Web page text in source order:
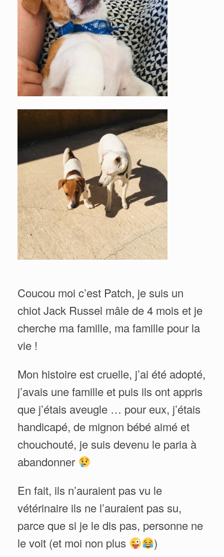
Coucou moi c’est Patch, je suis un
chiot Jack Russel mâle de 4 mois et je
cherche ma famille, ma famille pour la
vie !
Mon histoire est cruelle, j’ai été adopté,
j’avais une famille et puis ils ont appris
que j’étais aveugle … pour eux, j’étais
handicapé, de mignon bébé aimé et
chouchouté, je suis devenu le paria à
abandonner
En fait, ils n’auraient pas vu le
vétérinaire ils ne l’auraient pas su,
parce que si je le dis pas, personne ne
le voit (et moi non plus
)